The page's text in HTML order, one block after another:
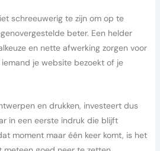
schreeuwerig te zijn om op te
beter. Een helder
en nette afwerking zorgen voor
je website bezoekt of je
en drukken, investeert dus
in een eerste indruk die blijft
moment maar één keer komt, is het